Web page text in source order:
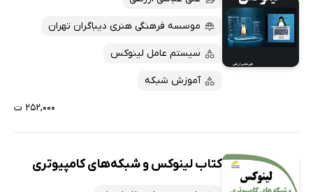
موسسه فرهنگی هنری دیباگران تهران
سیستم عامل لینوکس
آموزش شبکه
۲۵۲,۰۰۰ ت
کتاب لینوکس و شبکه‌های کامپیوتری